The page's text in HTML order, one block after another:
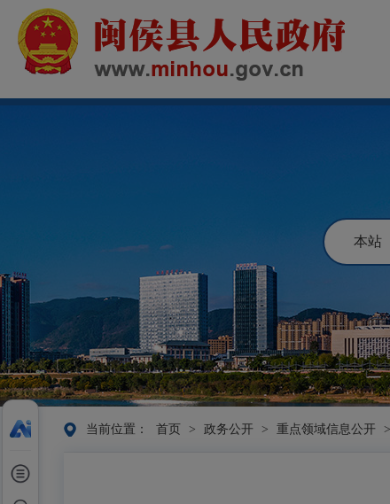
当前位置： 首页 > 政务公开 > 重点领域信息公开 >